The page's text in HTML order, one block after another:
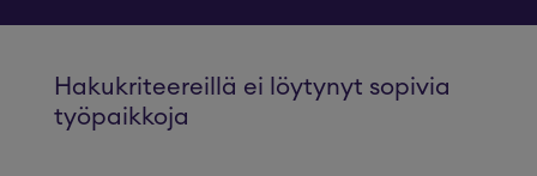
Hakukriteereillä ei löytynyt sopivia
työpaikkoja